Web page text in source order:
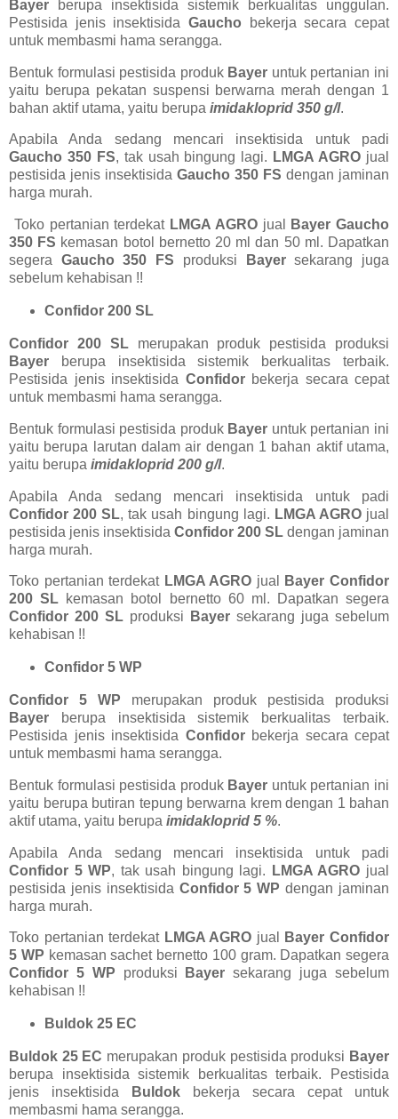
Bayer berupa insektisida sistemik berkualitas unggulan.
Pestisida jenis insektisida Gaucho bekerja secara cepat
untuk membasmi hama serangga.
Bentuk formulasi pestisida produk Bayer untuk pertanian ini
yaitu berupa pekatan suspensi berwarna merah dengan 1
bahan aktif utama, yaitu berupa imidakloprid 350 g/l.
Apabila Anda sedang mencari insektisida untuk padi
Gaucho 350 FS, tak usah bingung lagi. LMGA AGRO jual
pestisida jenis insektisida Gaucho 350 FS dengan jaminan
harga murah.
Toko pertanian terdekat LMGA AGROjual
Bayer Gaucho
350 FS kemasan botol bernetto 20 ml dan 50 ml. Dapatkan
segera Gaucho 350 FS produksi Bayersekarang juga
sebelum kehabisan !!
Confidor 200 SL
Confidor 200 SLmerupakan produk pestisida produksi
Bayer berupa insektisida sistemik berkualitas terbaik.
Pestisida jenis insektisida Confidorbekerja secara cepat
untuk membasmi hama serangga.
Bentuk formulasi pestisida produk Bayer untuk pertanian ini
yaitu berupa larutan dalam air dengan 1 bahan aktif utama,
yaitu berupa imidakloprid 200 g/l.
Apabila Anda sedang mencari insektisida untuk padi
Confidor 200 SL, tak usah bingung lagi. LMGA AGROjual
pestisida jenis insektisida Confidor 200 SL dengan jaminan
harga murah.
Toko pertanian terdekat LMGA AGRO jual
Bayer Confidor
200 SL kemasan botol bernetto 60 ml. Dapatkan segera
Confidor 200 SL produksi Bayer sekarang juga sebelum
kehabisan !!
Confidor 5 WP
Confidor 5 WP merupakan produk pestisida produksi
Bayer berupa insektisida sistemik berkualitas terbaik.
Pestisida jenis insektisida Confidorbekerja secara cepat
untuk membasmi hama serangga.
Bentuk formulasi pestisida produk Bayer untuk pertanian ini
yaitu berupa butiran tepung berwarna krem dengan 1 bahan
aktif utama, yaitu berupa imidakloprid 5 %.
Apabila Anda sedang mencari insektisida untuk padi
Confidor 5 WP, tak usah bingung lagi. LMGA AGRO jual
pestisida jenis insektisida Confidor 5 WP dengan jaminan
harga murah.
Toko pertanian terdekat LMGA AGRO jual
Bayer Confidor
5 WP kemasan sachet bernetto 100 gram. Dapatkan segera
Confidor 5 WP produksi Bayer sekarang juga sebelum
kehabisan !!
Buldok 25 EC
Buldok 25 EC merupakan produk pestisida produksi Bayer
berupa insektisida sistemik berkualitas terbaik. Pestisida
jenis insektisida
Buldok bekerja secara cepat untuk
membasmi hama serangga.